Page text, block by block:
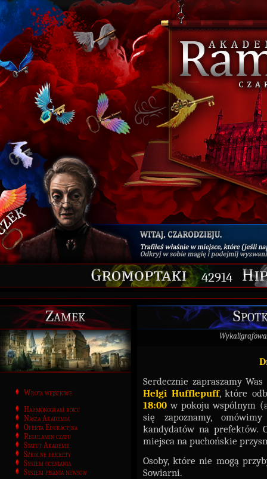
42914
Zamek
Wrota wejściowe
Harmonogram roku
Nasza Akademia
Oferta Edukacyjna
Regulamin czatu
Statut Akademii
Szkolne dekrety
System oceniania
System pisania newsów
Serdecznie zapraszamy
Helgi Hufflepuff, które
18:00 w pokoju wspólnym
się zapoznamy,
kandydatów na prefektów.
miejsca na puchońskie
Osoby, które nie mogą
Sowiarni.